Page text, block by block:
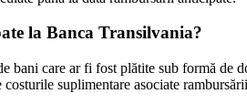
la Banca Transilvania?
bani care ar fi fost plătite sub formă
suplimentare asociate